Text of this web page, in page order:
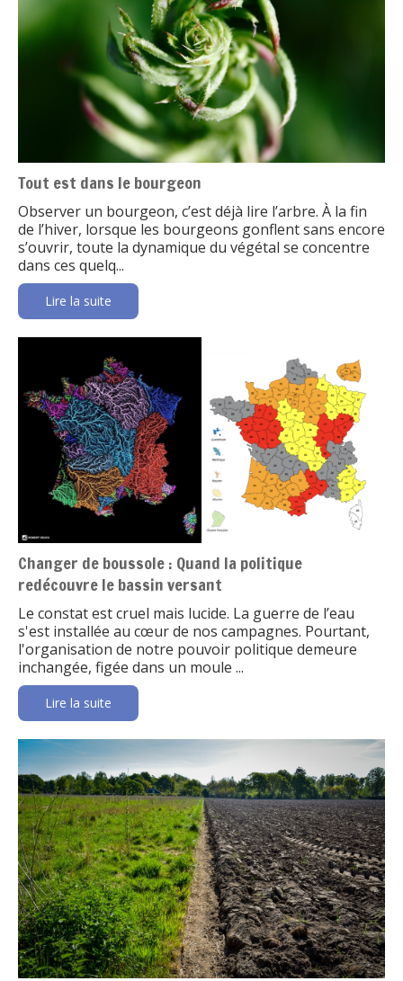
Tout est dans le bourgeon
Observer un bourgeon, c’est déjà lire l’arbre. À la fin
de l’hiver, lorsque les bourgeons gonflent sans encore
s’ouvrir, toute la dynamique du végétal se concentre
dans ces quelq...
Lire la suite
Changer de boussole : Quand la politique
redécouvre le bassin versant
Le constat est cruel mais lucide. La guerre de l’eau
s'est installée au cœur de nos campagnes. Pourtant,
l'organisation de notre pouvoir politique demeure
inchangée, figée dans un moule ...
Lire la suite